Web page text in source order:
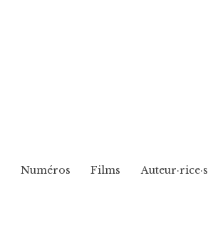
Numéros Films Auteur·rice·s